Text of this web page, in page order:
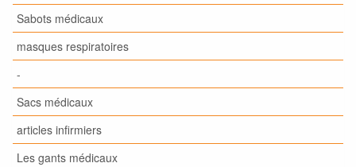
Sabots médicaux
masques respiratoires
-
Sacs médicaux
articles infirmiers
Les gants médicaux